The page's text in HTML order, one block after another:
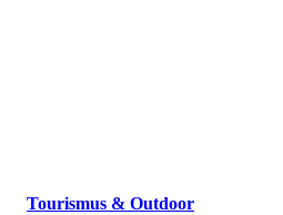
Tourismus & Outdoor